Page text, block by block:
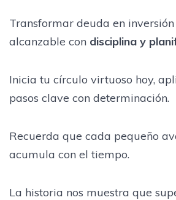
Transformar deuda en inversión
alcanzable con disciplina y
Inicia tu círculo virtuoso hoy,
pasos clave con determinación.
Recuerda que cada pequeño
acumula con el tiempo.
La historia nos muestra que